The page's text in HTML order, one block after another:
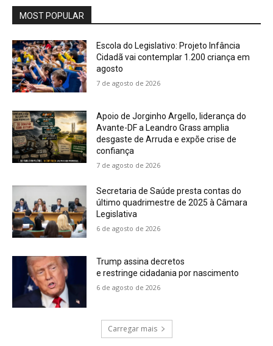
MOST POPULAR
Escola do Legislativo: Projeto Infância
Cidadã vai contemplar 1.200 criança em
agosto
7 de agosto de 2026
Apoio de Jorginho Argello, liderança do
Avante-DF a Leandro Grass amplia
desgaste de Arruda e expõe crise de
confiança
7 de agosto de 2026
Secretaria de Saúde presta contas do
último quadrimestre de 2025 à Câmara
Legislativa
6 de agosto de 2026
Trump assina decretos
e restringe cidadania por nascimento
6 de agosto de 2026
Carregar mais